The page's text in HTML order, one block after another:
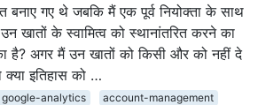
बनाए गए थे जबकि मैं एक पूर्व नियोक्ता के साथ
खातों के स्वामित्व को स्थानांतरित करने का
है? अगर मैं उन खातों को किसी और को नहीं दे
क्या इतिहास को …
google-analytics account-management